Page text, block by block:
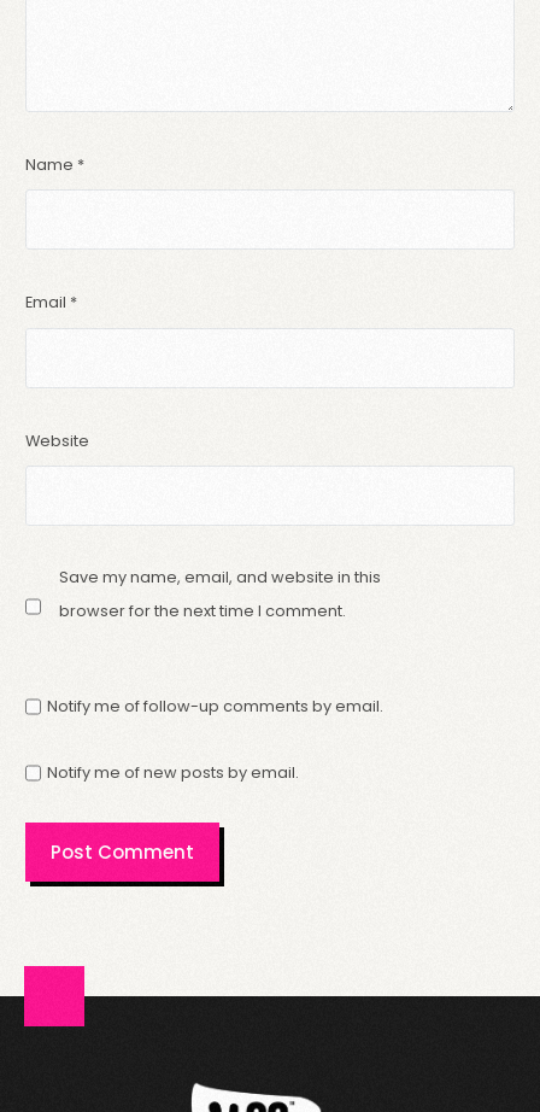
Name *
Email *
Website
Save my name, email, and website in this
browser for the next time I comment.
Notify me of follow-up comments by email.
Notify me of new posts by email.